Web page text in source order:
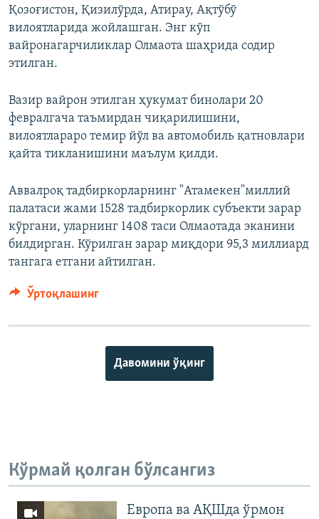
Қозоғистон, Қизилўрда, Атирау, Ақтўбў
вилоятларида жойлашган. Энг кўп
вайронагарчиликлар Олмаота шаҳрида содир
этилган.
Вазир вайрон этилган ҳукумат бинолари 20
февралгача таъмирдан чиқарилишини,
вилоятлараро темир йўл ва автомобиль қатновлари
қайта тикланишини маълум қилди.
Аввалроқ тадбиркорларнинг "Атамекен"миллий
палатаси жами 1528 тадбиркорлик субъекти зарар
кўргани, уларнинг 1408 таси Олмаотада эканини
билдирган. Кўрилган зарар миқдори 95,3 миллиард
тангага етгани айтилган.
Ўртоқлашинг
Давомини ўқинг
Кўрмай қолган бўлсангиз
Европа ва АҚШда ўрмон